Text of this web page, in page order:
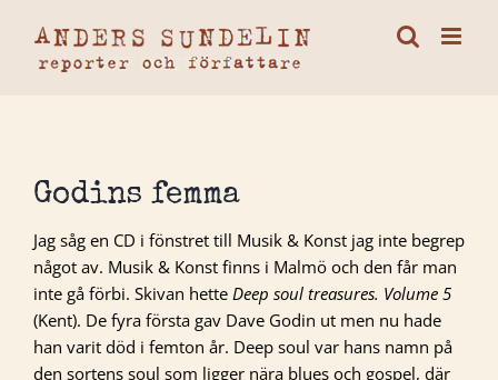
innehållet
Godins femma
Jag såg en CD i fönstret till Musik & Konst jag inte begrep
något av. Musik & Konst finns i Malmö och den får man
inte gå förbi. Skivan hette Deep soul treasures. Volume 5
(Kent). De fyra första gav Dave Godin ut men nu hade
han varit död i femton år. Deep soul var hans namn på
den sortens soul som ligger nära blues och gospel, där